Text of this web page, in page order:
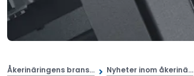
Åkerinäringens brans... Nyheter inom åkerinä...